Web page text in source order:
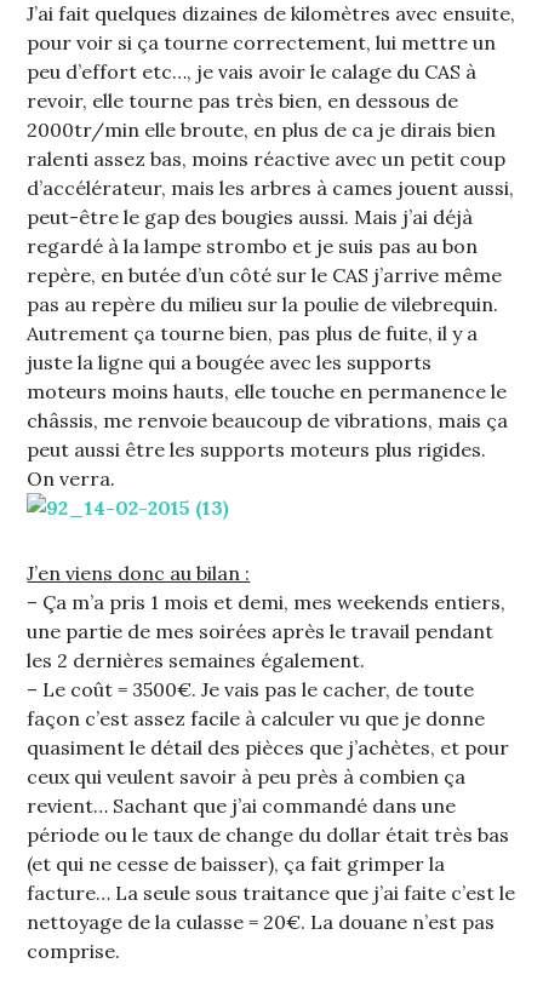
J’ai fait quelques dizaines de kilomètres avec ensuite,
pour voir si ça tourne correctement, lui mettre un
peu d’effort etc…, je vais avoir le calage du CAS à
revoir, elle tourne pas très bien, en dessous de
2000tr/min elle broute, en plus de ca je dirais bien
ralenti assez bas, moins réactive avec un petit coup
d’accélérateur, mais les arbres à cames jouent aussi,
peut-être le gap des bougies aussi. Mais j’ai déjà
regardé à la lampe strombo et je suis pas au bon
repère, en butée d’un côté sur le CAS j’arrive même
pas au repère du milieu sur la poulie de vilebrequin.
Autrement ça tourne bien, pas plus de fuite, il y a
juste la ligne qui a bougée avec les supports
moteurs moins hauts, elle touche en permanence le
châssis, me renvoie beaucoup de vibrations, mais ça
peut aussi être les supports moteurs plus rigides.
On verra.
J’en viens donc au bilan :
– Ça m’a pris 1 mois et demi, mes weekends entiers,
une partie de mes soirées après le travail pendant
les 2 dernières semaines également.
– Le coût = 3500€. Je vais pas le cacher, de toute
façon c’est assez facile à calculer vu que je donne
quasiment le détail des pièces que j’achètes, et pour
ceux qui veulent savoir à peu près à combien ça
revient… Sachant que j’ai commandé dans une
période ou le taux de change du dollar était très bas
(et qui ne cesse de baisser), ça fait grimper la
facture… La seule sous traitance que j’ai faite c’est le
nettoyage de la culasse = 20€. La douane n’est pas
comprise.